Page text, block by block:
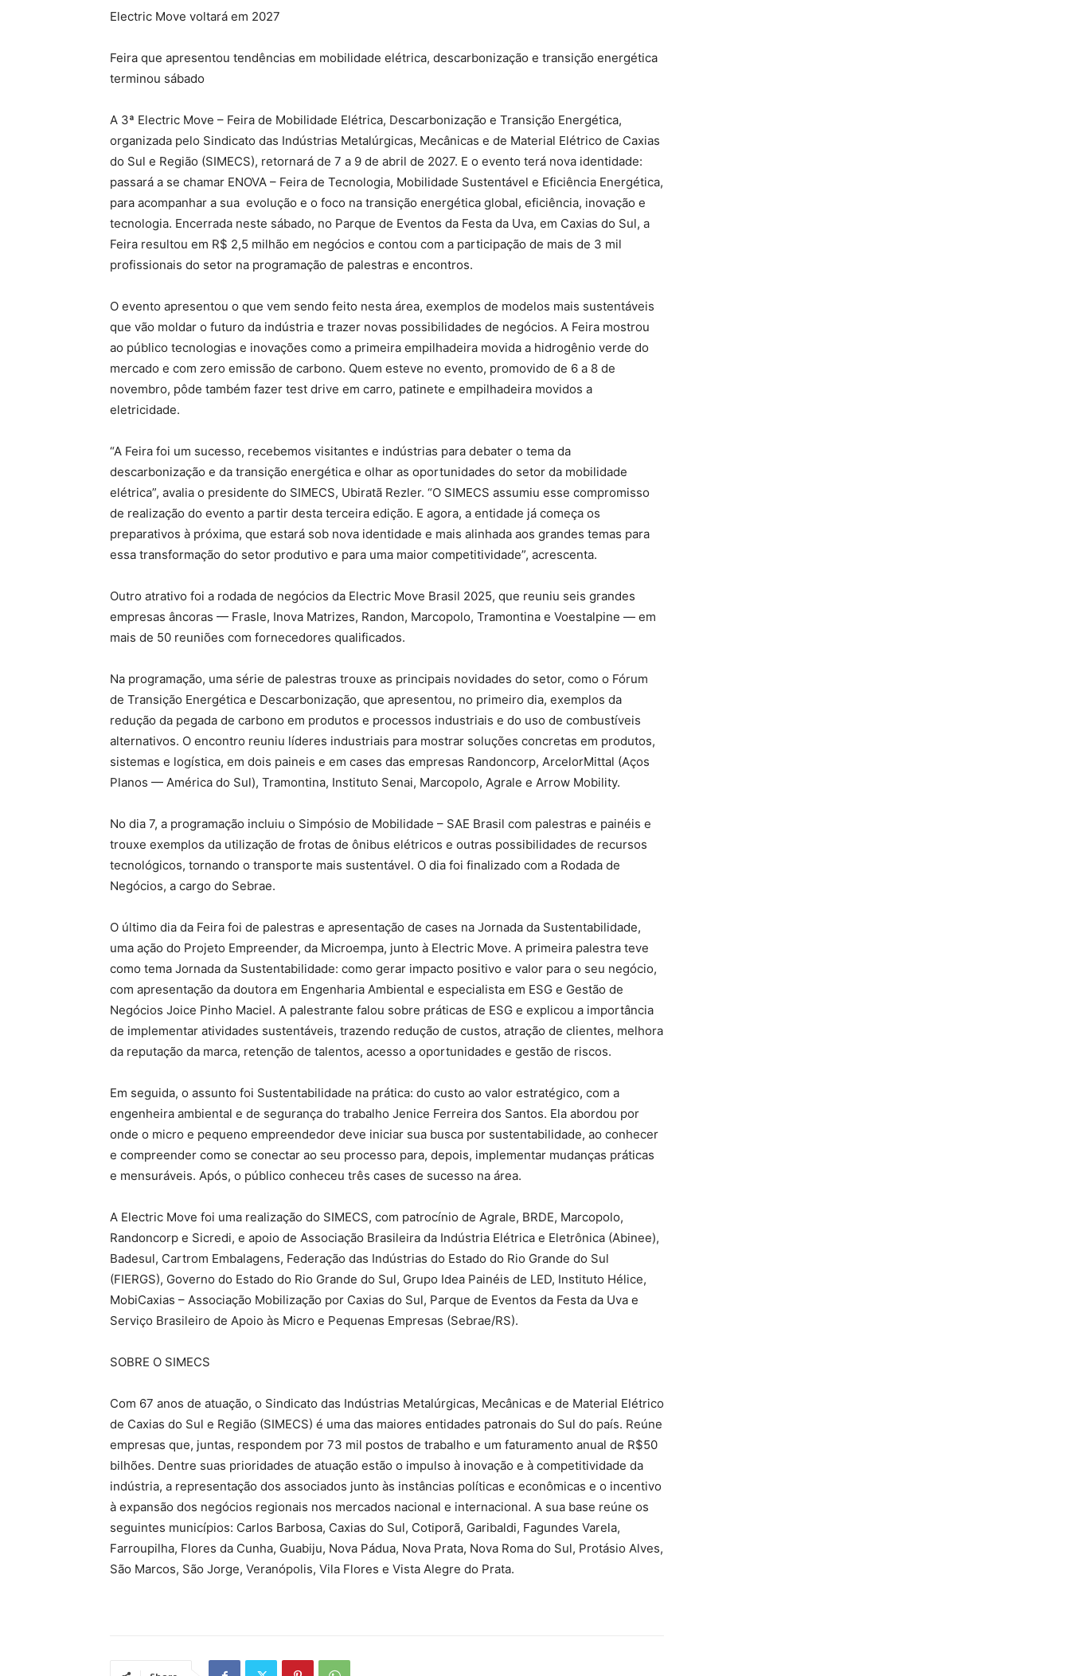
Electric Move voltará em 2027
Feira que apresentou tendências em mobilidade elétrica, descarbonização e transição energética
terminou sábado
A 3ª Electric Move – Feira de Mobilidade Elétrica, Descarbonização e Transição Energética,
organizada pelo Sindicato das Indústrias Metalúrgicas, Mecânicas e de Material Elétrico de Caxias
do Sul e Região (SIMECS), retornará de 7 a 9 de abril de 2027. E o evento terá nova identidade:
passará a se chamar ENOVA – Feira de Tecnologia, Mobilidade Sustentável e Eficiência Energética,
para acompanhar a sua evolução e o foco na transição energética global, eficiência, inovação e
tecnologia. Encerrada neste sábado, no Parque de Eventos da Festa da Uva, em Caxias do Sul, a
Feira resultou em R$ 2,5 milhão em negócios e contou com a participação de mais de 3 mil
profissionais do setor na programação de palestras e encontros.
O evento apresentou o que vem sendo feito nesta área, exemplos de modelos mais sustentáveis
que vão moldar o futuro da indústria e trazer novas possibilidades de negócios. A Feira mostrou
ao público tecnologias e inovações como a primeira empilhadeira movida a hidrogênio verde do
mercado e com zero emissão de carbono. Quem esteve no evento, promovido de 6 a 8 de
novembro, pôde também fazer test drive em carro, patinete e empilhadeira movidos a
eletricidade.
“A Feira foi um sucesso, recebemos visitantes e indústrias para debater o tema da
descarbonização e da transição energética e olhar as oportunidades do setor da mobilidade
elétrica”, avalia o presidente do SIMECS, Ubiratã Rezler. “O SIMECS assumiu esse compromisso
de realização do evento a partir desta terceira edição. E agora, a entidade já começa os
preparativos à próxima, que estará sob nova identidade e mais alinhada aos grandes temas para
essa transformação do setor produtivo e para uma maior competitividade”, acrescenta.
Outro atrativo foi a rodada de negócios da Electric Move Brasil 2025, que reuniu seis grandes
empresas âncoras — Frasle, Inova Matrizes, Randon, Marcopolo, Tramontina e Voestalpine — em
mais de 50 reuniões com fornecedores qualificados.
Na programação, uma série de palestras trouxe as principais novidades do setor, como o Fórum
de Transição Energética e Descarbonização, que apresentou, no primeiro dia, exemplos da
redução da pegada de carbono em produtos e processos industriais e do uso de combustíveis
alternativos. O encontro reuniu líderes industriais para mostrar soluções concretas em produtos,
sistemas e logística, em dois paineis e em cases das empresas Randoncorp, ArcelorMittal (Aços
Planos — América do Sul), Tramontina, Instituto Senai, Marcopolo, Agrale e Arrow Mobility.
No dia 7, a programação incluiu o Simpósio de Mobilidade – SAE Brasil com palestras e painéis e
trouxe exemplos da utilização de frotas de ônibus elétricos e outras possibilidades de recursos
tecnológicos, tornando o transporte mais sustentável. O dia foi finalizado com a Rodada de
Negócios, a cargo do Sebrae.
O último dia da Feira foi de palestras e apresentação de cases na Jornada da Sustentabilidade,
uma ação do Projeto Empreender, da Microempa, junto à Electric Move. A primeira palestra teve
como tema Jornada da Sustentabilidade: como gerar impacto positivo e valor para o seu negócio,
com apresentação da doutora em Engenharia Ambiental e especialista em ESG e Gestão de
Negócios Joice Pinho Maciel. A palestrante falou sobre práticas de ESG e explicou a importância
de implementar atividades sustentáveis, trazendo redução de custos, atração de clientes, melhora
da reputação da marca, retenção de talentos, acesso a oportunidades e gestão de riscos.
Em seguida, o assunto foi Sustentabilidade na prática: do custo ao valor estratégico, com a
engenheira ambiental e de segurança do trabalho Jenice Ferreira dos Santos. Ela abordou por
onde o micro e pequeno empreendedor deve iniciar sua busca por sustentabilidade, ao conhecer
e compreender como se conectar ao seu processo para, depois, implementar mudanças práticas
e mensuráveis. Após, o público conheceu três cases de sucesso na área.
A Electric Move foi uma realização do SIMECS, com patrocínio de Agrale, BRDE, Marcopolo,
Randoncorp e Sicredi, e apoio de Associação Brasileira da Indústria Elétrica e Eletrônica (Abinee),
Badesul, Cartrom Embalagens, Federação das Indústrias do Estado do Rio Grande do Sul
(FIERGS), Governo do Estado do Rio Grande do Sul, Grupo Idea Painéis de LED, Instituto Hélice,
MobiCaxias – Associação Mobilização por Caxias do Sul, Parque de Eventos da Festa da Uva e
Serviço Brasileiro de Apoio às Micro e Pequenas Empresas (Sebrae/RS).
SOBRE O SIMECS
Com 67 anos de atuação, o Sindicato das Indústrias Metalúrgicas, Mecânicas e de Material Elétrico
de Caxias do Sul e Região (SIMECS) é uma das maiores entidades patronais do Sul do país. Reúne
empresas que, juntas, respondem por 73 mil postos de trabalho e um faturamento anual de R$50
bilhões. Dentre suas prioridades de atuação estão o impulso à inovação e à competitividade da
indústria, a representação dos associados junto às instâncias políticas e econômicas e o incentivo
à expansão dos negócios regionais nos mercados nacional e internacional. A sua base reúne os
seguintes municípios: Carlos Barbosa, Caxias do Sul, Cotiporã, Garibaldi, Fagundes Varela,
Farroupilha, Flores da Cunha, Guabiju, Nova Pádua, Nova Prata, Nova Roma do Sul, Protásio Alves,
São Marcos, São Jorge, Veranópolis, Vila Flores e Vista Alegre do Prata.